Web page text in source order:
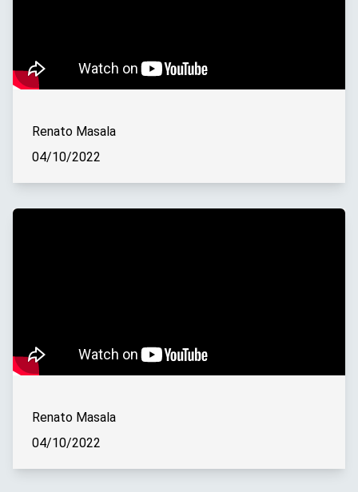
Renato Masala
04/10/2022
Renato Masala
04/10/2022